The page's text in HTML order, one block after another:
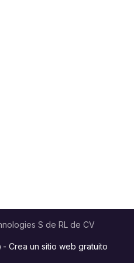
S de RL de CV
- Crea unsitio web gratuito